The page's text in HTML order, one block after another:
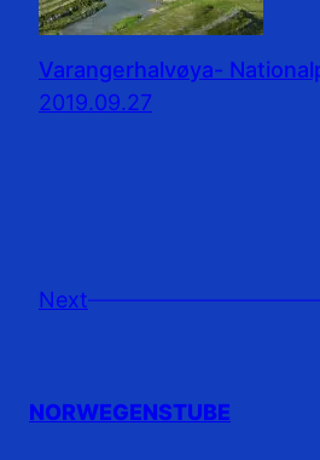
Varangerhalvøya-
2019.09.27
Next
NORWEGENSTUBE